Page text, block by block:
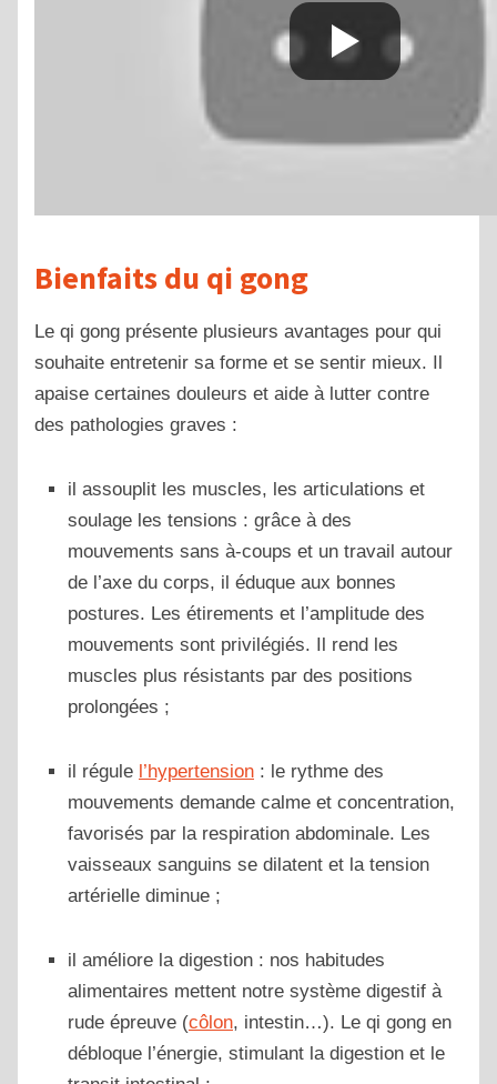
Bienfaits du qi gong
Le qi gong présente plusieurs avantages pour qui
souhaite entretenir sa forme et se sentir mieux. Il
apaise certaines douleurs et aide à lutter contre
des pathologies graves :
il assouplit les muscles, les articulations et
soulage les tensions : grâce à des
mouvements sans à-coups et un travail autour
de l’axe du corps, il éduque aux bonnes
postures. Les étirements et l’amplitude des
mouvements sont privilégiés. Il rend les
muscles plus résistants par des positions
prolongées ;
il régule l’hypertension : le rythme des
mouvements demande calme et concentration,
favorisés par la respiration abdominale. Les
vaisseaux sanguins se dilatent et la tension
artérielle diminue ;
il améliore la digestion : nos habitudes
alimentaires mettent notre système digestif à
rude épreuve (côlon, intestin…). Le qi gong en
débloque l’énergie, stimulant la digestion et le